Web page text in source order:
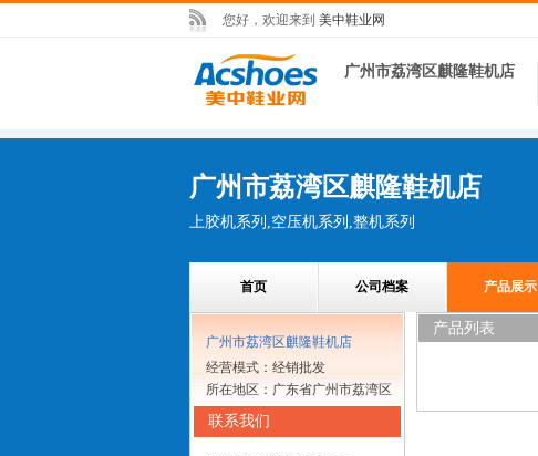
您好，欢迎来到 美中鞋业网
广州市荔湾区麒隆鞋机店
广州市荔湾区麒隆鞋机店
上胶机系列,空压机系列,整机系列
首页 公司档案 产品展示
广州市荔湾区麒隆鞋机店
经营模式：经销批发
所在地区：广东省广州市荔湾区
联系我们
产品列表